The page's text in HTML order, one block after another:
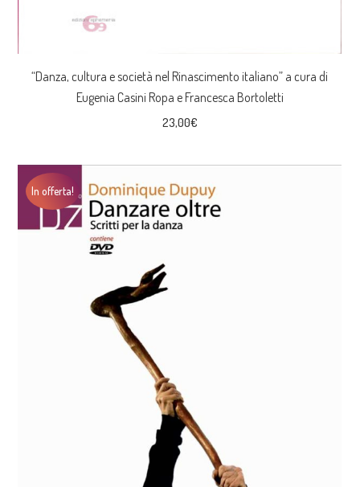
“Danza, cultura e società nel Rinascimento italiano” a cura di
Eugenia Casini Ropa e Francesca Bortoletti
23,00€
In offerta!